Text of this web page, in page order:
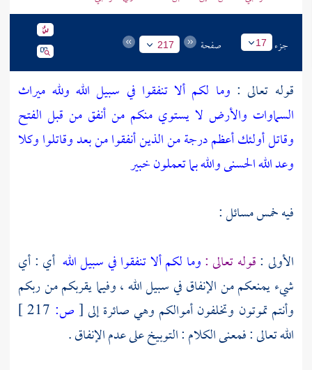
جزء 17 صفحة 217
قوله تعالى : وما لكم ألا تنفقوا في سبيل الله ولله ميراث
السماوات والأرض لا يستوي منكم من أنفق من قبل الفتح
وقاتل أولئك أعظم درجة من الذين أنفقوا من بعد وقاتلوا وكلا
وعد الله الحسنى والله بما تعملون خبير
فيه خمس مسائل :
الأولى :قوله تعالى :وما لكم ألا تنفقوا في سبيل الله أي : أي
شيء يمنعكم من الإنفاق في سبيل الله ، وفيما يقربكم من ربكم
وأنتم تموتون وتخلفون أموالكم وهي صائرة إلى[ص:
الله تعالى : فمعنى الكلام : التوبيخ على عدم الإنفاق .